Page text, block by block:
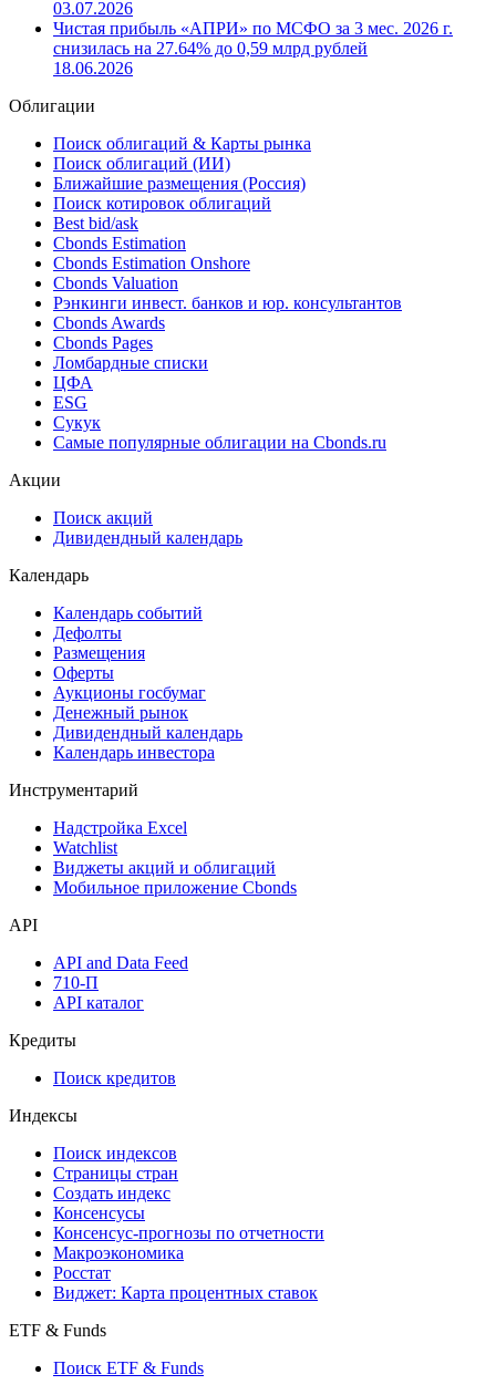
03.07.2026
Чистая прибыль «АПРИ» по МСФО за 3 мес. 2026 г.
снизилась на 27.64% до 0,59 млрд рублей
18.06.2026
Облигации
Поиск облигаций & Карты рынка
Поиск облигаций (ИИ)
Ближайшие размещения (Россия)
Поиск котировок облигаций
Best bid/ask
Cbonds Estimation
Cbonds Estimation Onshore
Cbonds Valuation
Рэнкинги инвест. банков и юр. консультантов
Cbonds Awards
Cbonds Pages
Ломбардные списки
ЦФА
ESG
Сукук
Самые популярные облигации на Cbonds.ru
Акции
Поиск акций
Дивидендный календарь
Календарь
Календарь событий
Дефолты
Размещения
Оферты
Аукционы госбумаг
Денежный рынок
Дивидендный календарь
Календарь инвестора
Инструментарий
Надстройка Excel
Watchlist
Виджеты акций и облигаций
Мобильное приложение Cbonds
API
API and Data Feed
710-П
API каталог
Кредиты
Поиск кредитов
Индексы
Поиск индексов
Страницы стран
Создать индекс
Консенсусы
Консенсус-прогнозы по отчетности
Макроэкономика
Росстат
Виджет: Карта процентных ставок
ETF & Funds
Поиск ETF & Funds